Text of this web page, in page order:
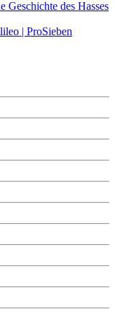
des Hasses
| ProSieben